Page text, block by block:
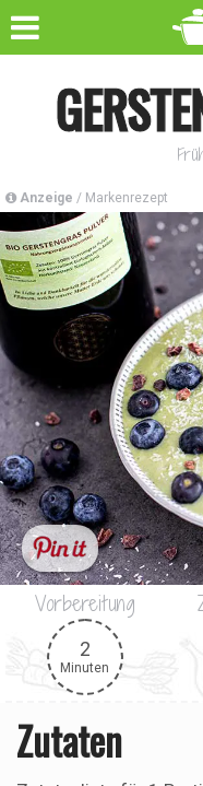
Anzeige / Markenrezept
Vorbereitung
2
Minuten
Zutaten